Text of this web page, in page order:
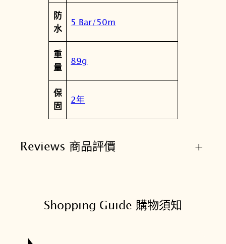
錶
手
上
鍊
7
0
6
防
水
5 Bar/50m
重
量
89g
保
固
2年
Reviews 商品評價 +
Shopping Guide 購物須知